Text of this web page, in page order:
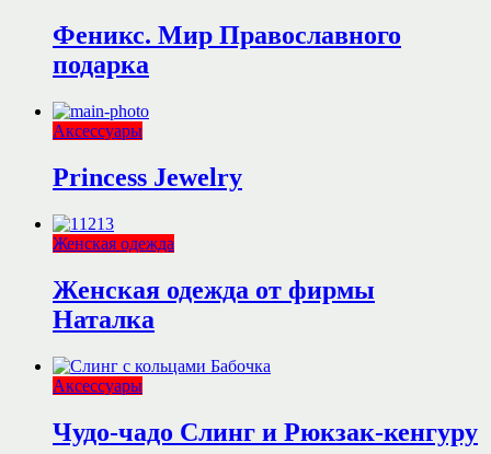
Феникс. Мир Православного
подарка
Аксессуары
Princess Jewelry
Женская одежда
Женская одежда от фирмы
Наталка
Аксессуары
Чудо-чадо Слинг и Рюкзак-кенгуру